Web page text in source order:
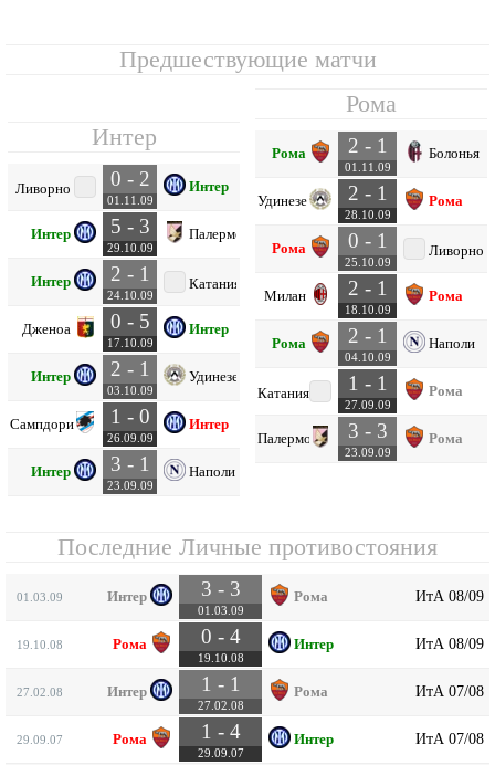
Предшествующие матчи
Интер
Ливорно 0 - 2
01.11.09
Интер
Интер 5 - 3
29.10.09
Палермо
Интер 2 - 1
24.10.09
Катания
Дженоа 0 - 5
17.10.09
Интер
Интер 2 - 1
03.10.09
Удинезе
Сампдория 1 - 0
26.09.09
Интер
Интер 3 - 1
23.09.09
Наполи
Рома
Рома 2 - 1
01.11.09
Болонья
Удинезе 2 - 1
28.10.09
Рома
Рома 0 - 1
25.10.09
Ливорно
Милан 2 - 1
18.10.09
Рома
Рома 2 - 1
04.10.09
Наполи
Катания 1 - 1
27.09.09
Рома
Палермо 3 - 3
23.09.09
Рома
Последние Личные противостояния
01.03.09 Интер 3 - 3
01.03.09
Рома ИтА 08/09
19.10.08 Рома 0 - 4
19.10.08
Интер ИтА 08/09
27.02.08 Интер 1 - 1
27.02.08
Рома ИтА 07/08
29.09.07 Рома 1 - 4
29.09.07
Интер ИтА 07/08